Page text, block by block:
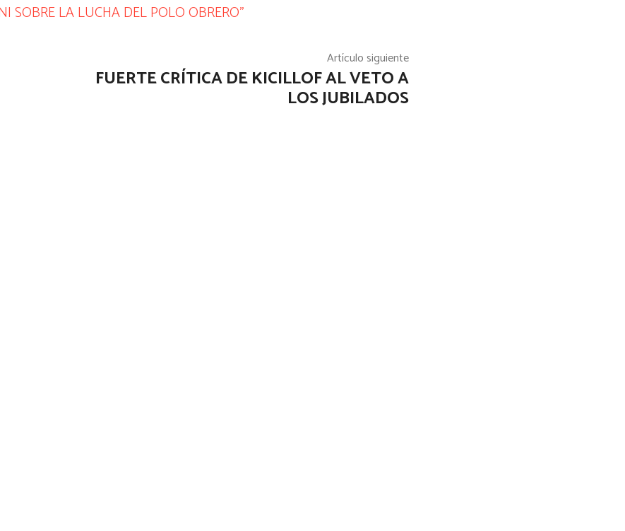
SOBRE LA LUCHA DEL POLO OBRERO”
Artículo siguiente
FUERTE CRÍTICA DE KICILLOF AL VETO A
LOS JUBILADOS